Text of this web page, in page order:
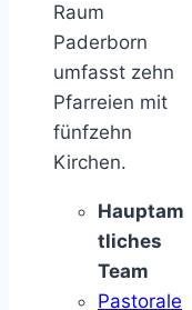
Raum
Paderborn
umfasst zehn
Pfarreien mit
fünfzehn
Kirchen.
Hauptam
tliches
Team
Pastorale